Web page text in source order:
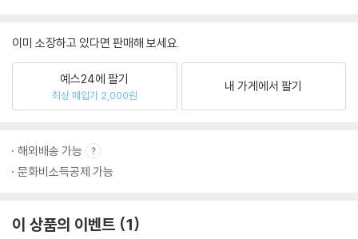
이미 소장하고 있다면 판매해 보세요.
예스24에 팔기
최상 매입가 2,000원
내 가게에서 팔기
해외배송 가능
문화비소득공제 가능
이 상품의 이벤트 1